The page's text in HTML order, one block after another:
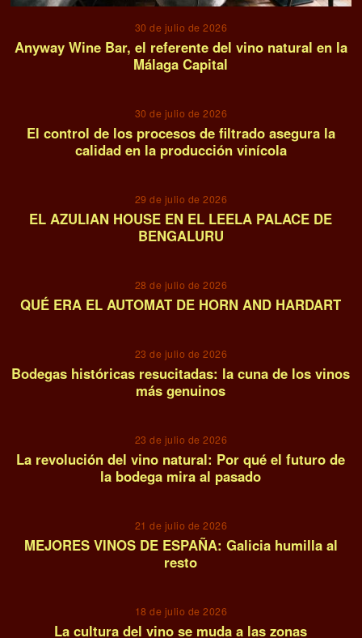
30 de julio de 2026
Anyway Wine Bar, el referente del vino natural en la
Málaga Capital
30 de julio de 2026
El control de los procesos de filtrado asegura la
calidad en la producción vinícola
29 de julio de 2026
EL AZULIAN HOUSE EN EL LEELA PALACE DE
BENGALURU
28 de julio de 2026
QUÉ ERA EL AUTOMAT DE HORN AND HARDART
06
23 de julio de 2026
Bodegas históricas resucitadas: la cuna de los vinos
más genuinos
23 de julio de 2026
La revolución del vino natural: Por qué el futuro de
la bodega mira al pasado
21 de julio de 2026
MEJORES VINOS DE ESPAÑA: Galicia humilla al
resto
18 de julio de 2026
La cultura del vino se muda a las zonas